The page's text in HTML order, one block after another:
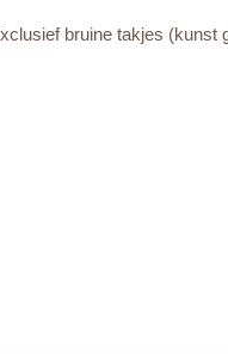
bruine takjes (kunst